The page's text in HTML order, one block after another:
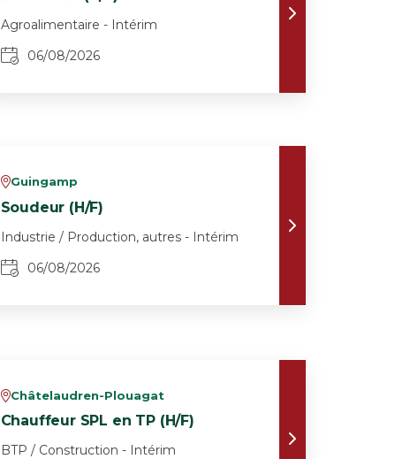
Agroalimentaire - Intérim
06/08/2026
vGuingamp
Soudeur (H/F)
Industrie / Production, autres - Intérim
06/08/2026
vChâtelaudren-Plouagat
Chauffeur SPL en TP (H/F)
BTP / Construction - Intérim